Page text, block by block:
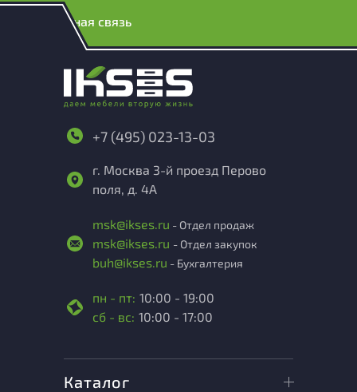
Обратная связь
+7 (495) 023-13-03
г. Москва 3-й проезд Перово
поля, д. 4А
msk@ikses.ru - Отдел продаж
msk@ikses.ru - Отдел закупок
buh@ikses.ru - Бухгалтерия
пн - пт: 10:00 - 19:00
сб - вс: 10:00 - 17:00
Каталог